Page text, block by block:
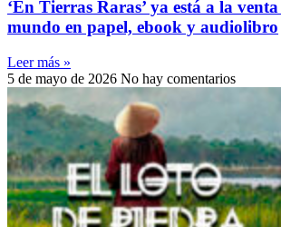
‘En Tierras Raras’ ya está a la
mundo en papel, ebook y audiolibro
Leer más »
5 de mayo de 2026 No hay comentarios